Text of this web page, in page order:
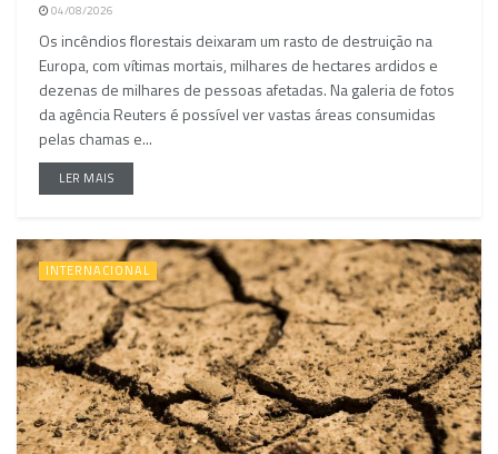
04/08/2026
Os incêndios florestais deixaram um rasto de destruição na
Europa, com vítimas mortais, milhares de hectares ardidos e
dezenas de milhares de pessoas afetadas. Na galeria de fotos
da agência Reuters é possível ver vastas áreas consumidas
pelas chamas e...
LER MAIS
INTERNACIONAL